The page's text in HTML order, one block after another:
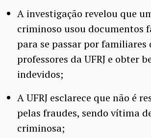
A investigação revelou que
criminoso usou documentos
para se passar por familiares
professores da UFRJ e obter
indevidos;
A UFRJ esclarece que não é
pelas fraudes, sendo vítima
criminosa;